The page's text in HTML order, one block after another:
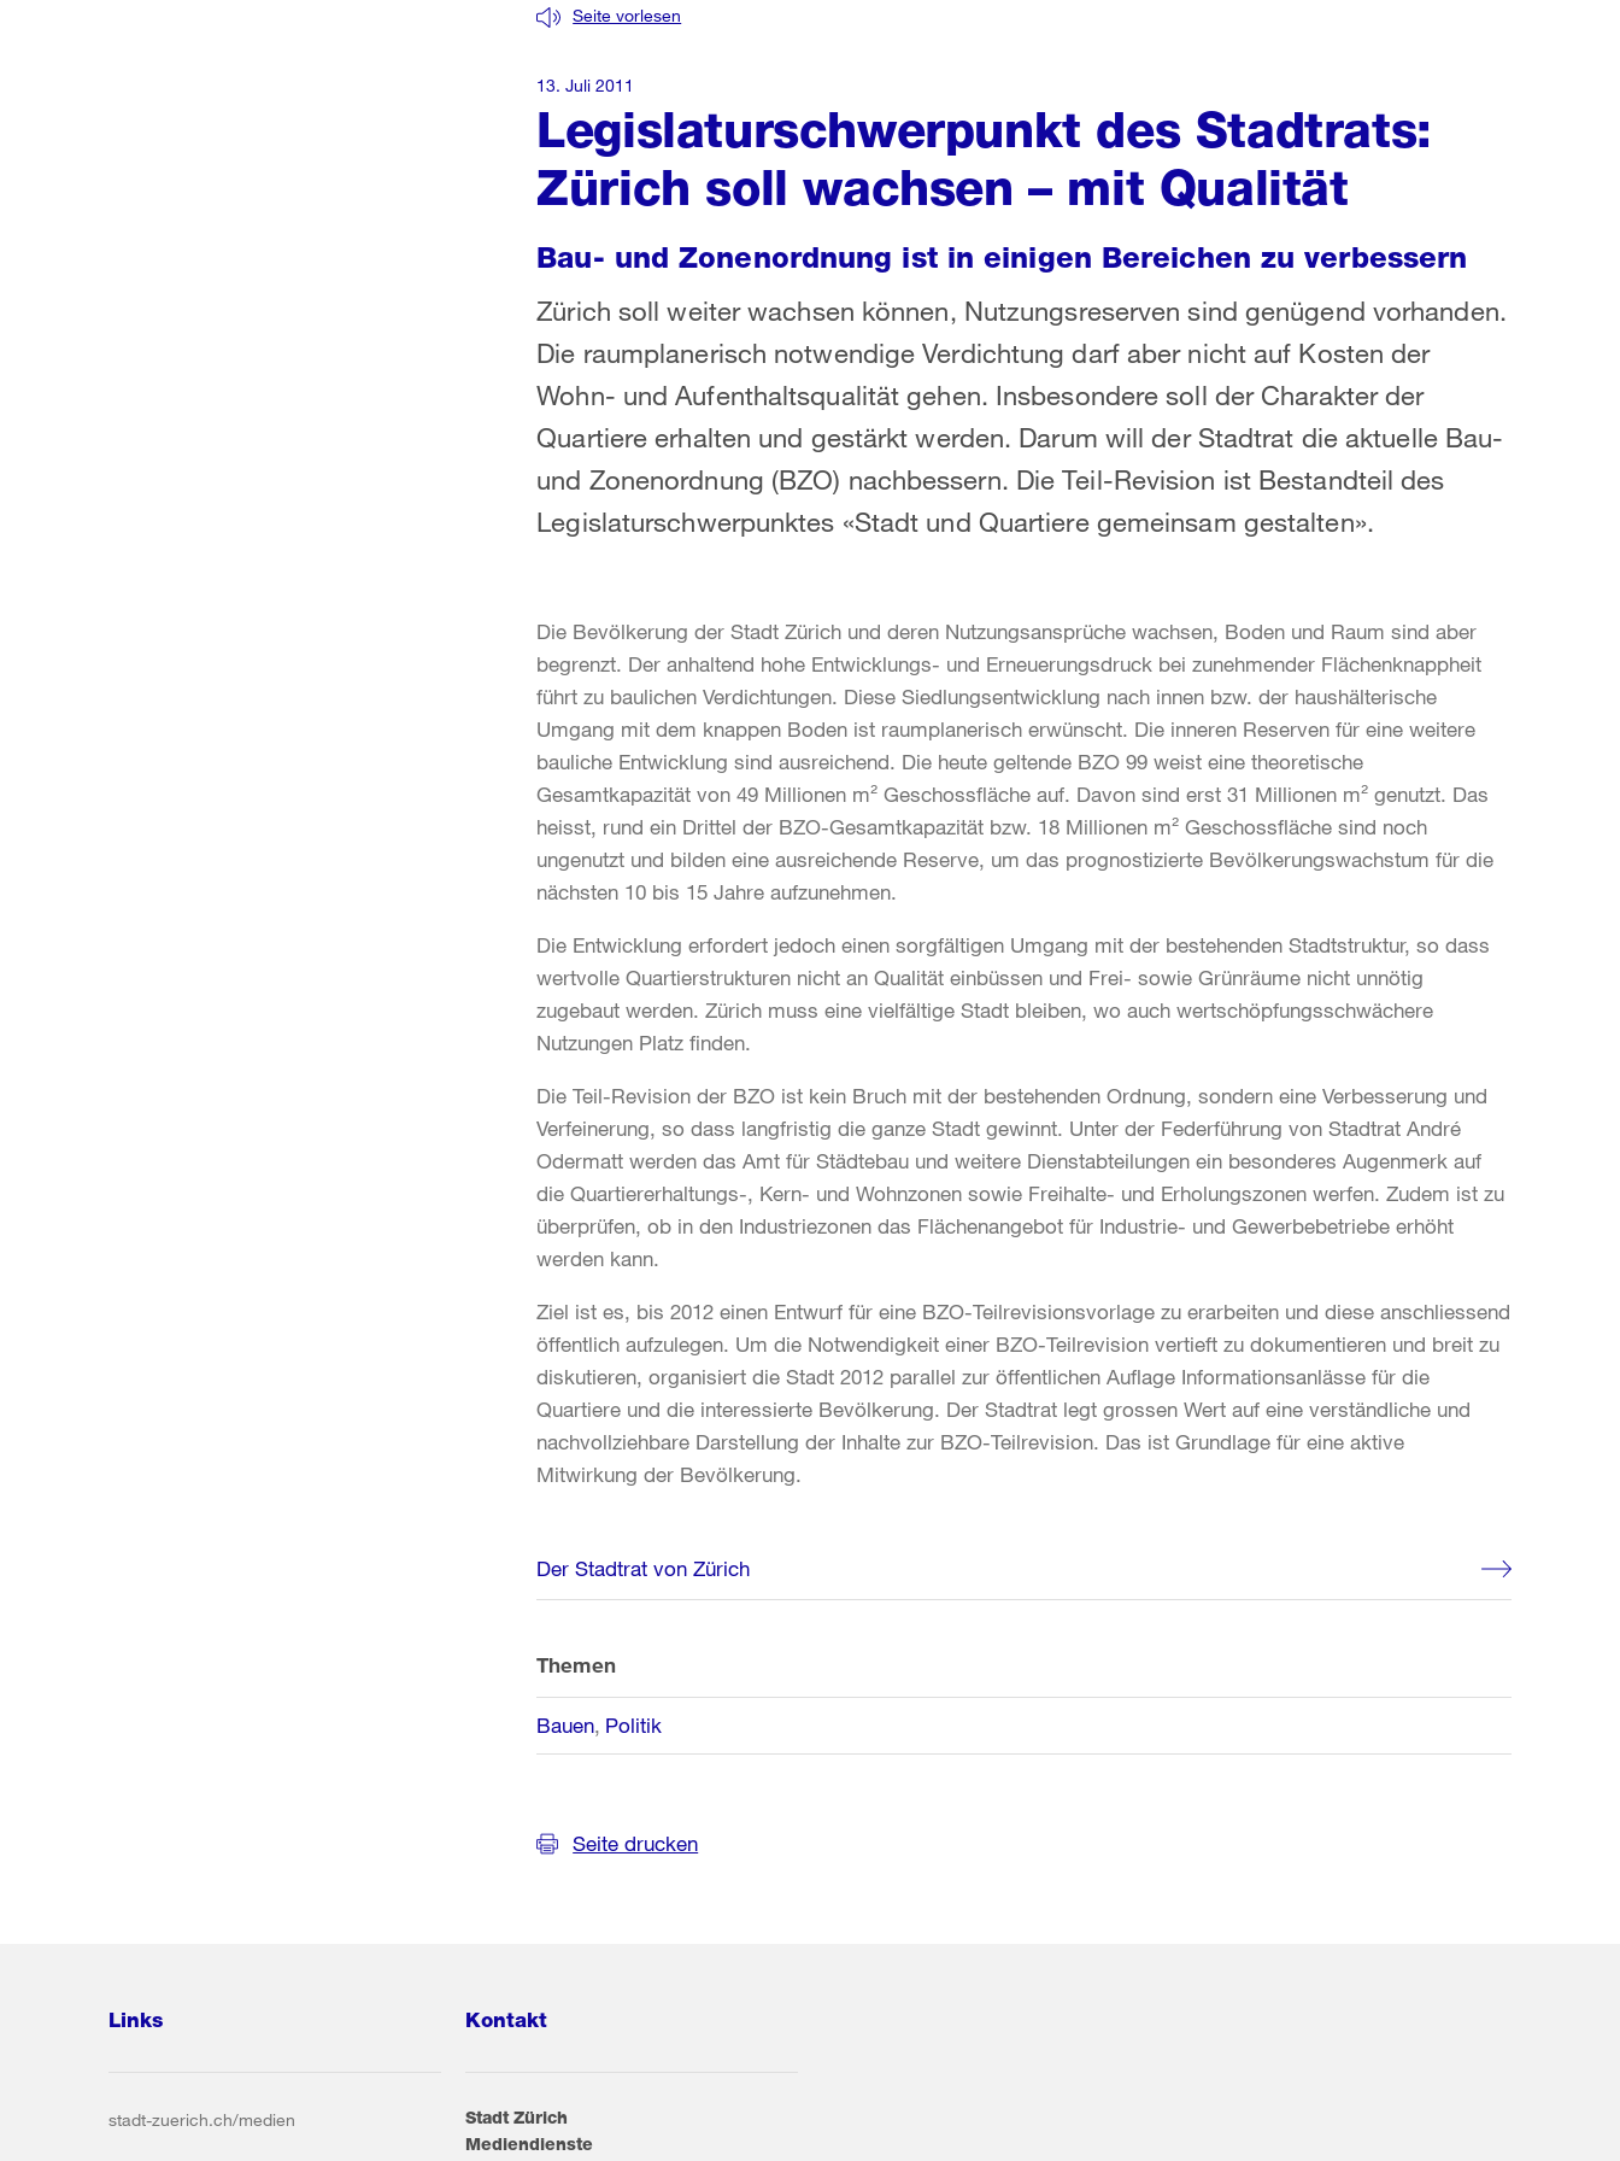
Legislaturschwerpunkt des Stadtrats:
Zürich soll wachsen – mit Qualität
Seite vorlesen
Bau- und Zonenordnung ist in einigen Bereichen zu verbessern
Zürich soll weiter wachsen können, Nutzungsreserven sind genügend vorhanden.
Die raumplanerisch notwendige Verdichtung darf aber nicht auf Kosten der
Wohn- und Aufenthaltsqualität gehen. Insbesondere soll der Charakter der
Quartiere erhalten und gestärkt werden. Darum will der Stadtrat die aktuelle Bau-
und Zonenordnung (BZO) nachbessern. Die Teil-Revision ist Bestandteil des
Legislaturschwerpunktes «Stadt und Quartiere gemeinsam gestalten».
13. Juli 2011
Die Bevölkerung der Stadt Zürich und deren Nutzungsansprüche wachsen, Boden und Raum sind aber
begrenzt. Der anhaltend hohe Entwicklungs- und Erneuerungsdruck bei zunehmender Flächenknappheit
führt zu baulichen Verdichtungen. Diese Siedlungsentwicklung nach innen bzw. der haushälterische
Umgang mit dem knappen Boden ist raumplanerisch erwünscht. Die inneren Reserven für eine weitere
bauliche Entwicklung sind ausreichend. Die heute geltende BZO 99 weist eine theoretische
Gesamtkapazität von 49 Millionen m² Geschossfläche auf. Davon sind erst 31 Millionen m² genutzt. Das
heisst, rund ein Drittel der BZO-Gesamtkapazität bzw. 18 Millionen m² Geschossfläche sind noch
ungenutzt und bilden eine ausreichende Reserve, um das prognostizierte Bevölkerungswachstum für die
nächsten 10 bis 15 Jahre aufzunehmen.
Die Entwicklung erfordert jedoch einen sorgfältigen Umgang mit der bestehenden Stadtstruktur, so dass
wertvolle Quartierstrukturen nicht an Qualität einbüssen und Frei- sowie Grünräume nicht unnötig
zugebaut werden. Zürich muss eine vielfältige Stadt bleiben, wo auch wertschöpfungsschwächere
Nutzungen Platz finden.
Die Teil-Revision der BZO ist kein Bruch mit der bestehenden Ordnung, sondern eine Verbesserung und
Verfeinerung, so dass langfristig die ganze Stadt gewinnt. Unter der Federführung von Stadtrat André
Odermatt werden das Amt für Städtebau und weitere Dienstabteilungen ein besonderes Augenmerk auf
die Quartiererhaltungs-, Kern- und Wohnzonen sowie Freihalte- und Erholungszonen werfen. Zudem ist zu
überprüfen, ob in den Industriezonen das Flächenangebot für Industrie- und Gewerbebetriebe erhöht
werden kann.
Ziel ist es, bis 2012 einen Entwurf für eine BZO-Teilrevisionsvorlage zu erarbeiten und diese anschliessend
öffentlich aufzulegen. Um die Notwendigkeit einer BZO-Teilrevision vertieft zu dokumentieren und breit zu
diskutieren, organisiert die Stadt 2012 parallel zur öffentlichen Auflage Informationsanlässe für die
Quartiere und die interessierte Bevölkerung. Der Stadtrat legt grossen Wert auf eine verständliche und
nachvollziehbare Darstellung der Inhalte zur BZO-Teilrevision. Das ist Grundlage für eine aktive
Mitwirkung der Bevölkerung.
Weitere
Informationen
Der Stadtrat von Zürich
Themen
Bauen Politik
Seite drucken
Links
stadt-zuerich.ch/medien
Kontakt
Stadt Zürich
Mediendienste